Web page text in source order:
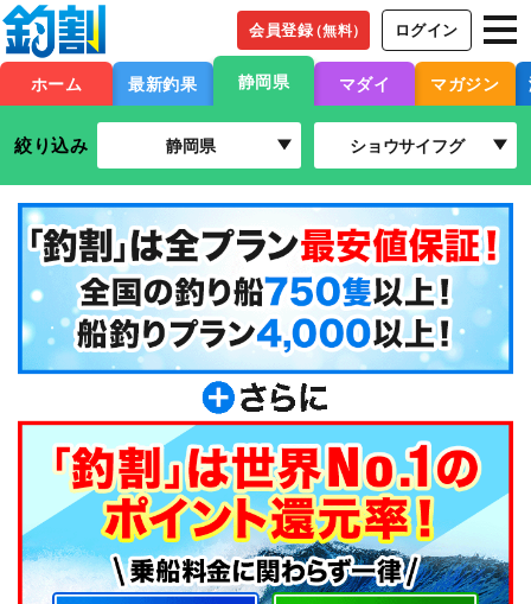
会員登録（無料） ログイン
ホーム 最新釣果 静岡県 マダイ マガジン
絞り込み 静岡県 ショウサイフグ